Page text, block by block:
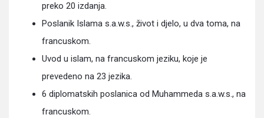
preko 20 izdanja.
Poslanik Islama s.a.w.s., život i djelo, u dva toma, na
francuskom.
Uvod u islam, na francuskom jeziku, koje je
prevedeno na 23 jezika.
6 diplomatskih poslanica od Muhammeda s.a.w.s., na
francuskom.